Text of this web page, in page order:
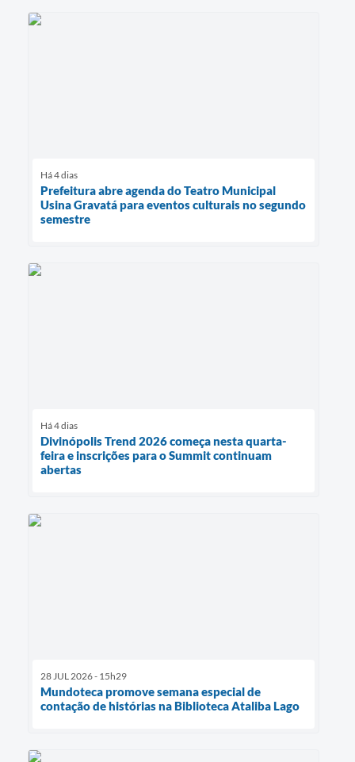
Há 4 dias
Prefeitura abre agenda do Teatro Municipal
Usina Gravatá para eventos culturais no segundo
semestre
Há 4 dias
Divinópolis Trend 2026 começa nesta quarta-
feira e inscrições para o Summit continuam
abertas
28 JUL 2026 - 15h29
Mundoteca promove semana especial de
contação de histórias na Biblioteca Ataliba Lago